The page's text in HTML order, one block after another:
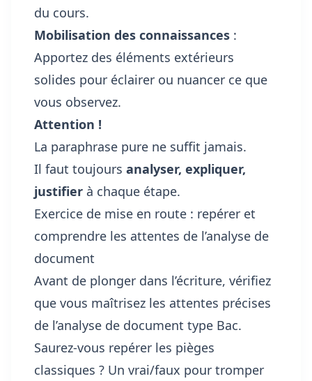
du cours.
Mobilisation des connaissances :
Apportez des éléments extérieurs
solides pour éclairer ou nuancer ce que
vous observez.
Attention !
La paraphrase pure ne suffit jamais.
Il faut toujours analyser, expliquer,
justifier à chaque étape.
Exercice de mise en route : repérer et
comprendre les attentes de l’analyse de
document
Avant de plonger dans l’écriture, vérifiez
que vous maîtrisez les attentes précises
de l’analyse de document type Bac.
Saurez-vous repérer les pièges
classiques ? Un vrai/faux pour tromper